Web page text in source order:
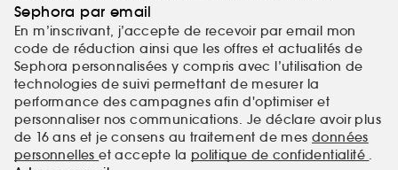
Sephora par email
En m’inscrivant, j’accepte de recevoir par email mon
code de réduction ainsi que les offres et actualités de
Sephora personnalisées y compris avec l’utilisation de
technologies de suivi permettant de mesurer la
performance des campagnes afin d'optimiser et
personnaliser nos communications. Je déclare avoir plus
de 16 ans et je consens au traitement de mes données
personnelleset accepte la politique de confidentialité .